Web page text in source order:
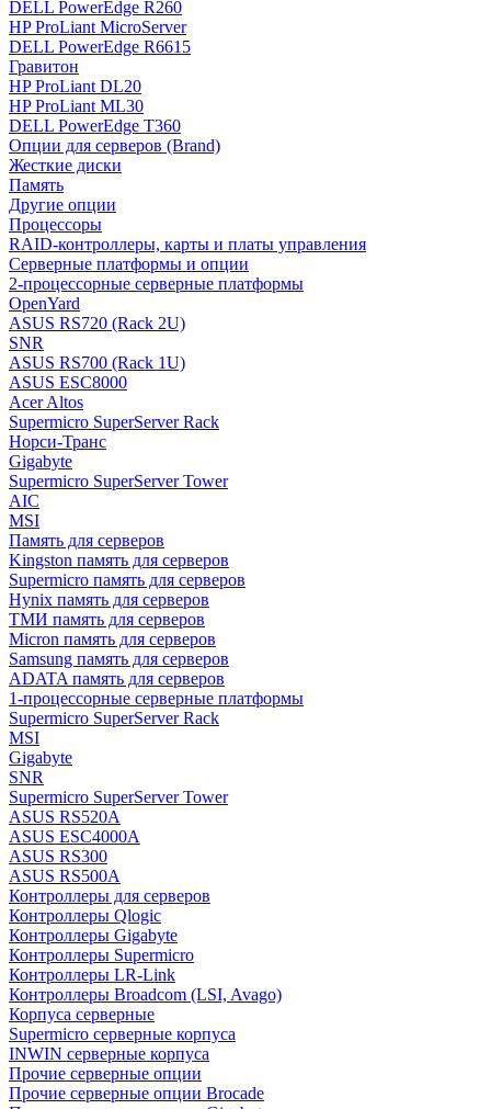
DELL PowerEdge R260
HP ProLiant MicroServer
DELL PowerEdge R6615
Гравитон
HP ProLiant DL20
HP ProLiant ML30
DELL PowerEdge T360
Опции для серверов (Brand)
Жесткие диски
Память
Другие опции
Процессоры
RAID-контроллеры, карты и платы управления
Серверные платформы и опции
2-процессорные серверные платформы
OpenYard
ASUS RS720 (Rack 2U)
SNR
ASUS RS700 (Rack 1U)
ASUS ESC8000
Acer Altos
Supermicro SuperServer Rack
Норси-Транс
Gigabyte
Supermicro SuperServer Tower
AIC
MSI
Память для серверов
Kingston память для серверов
Supermicro память для серверов
Hynix память для серверов
ТМИ память для серверов
Micron память для серверов
Samsung память для серверов
ADATA память для серверов
1-процессорные серверные платформы
Supermicro SuperServer Rack
MSI
Gigabyte
SNR
Supermicro SuperServer Tower
ASUS RS520A
ASUS ESC4000A
ASUS RS300
ASUS RS500A
Контроллеры для серверов
Контроллеры Qlogic
Контроллеры Gigabyte
Контроллеры Supermicro
Контроллеры LR-Link
Контроллеры Broadcom (LSI, Avago)
Корпуса серверные
Supermicro серверные корпуса
INWIN серверные корпуса
Прочие серверные опции
Прочие серверные опции Brocade